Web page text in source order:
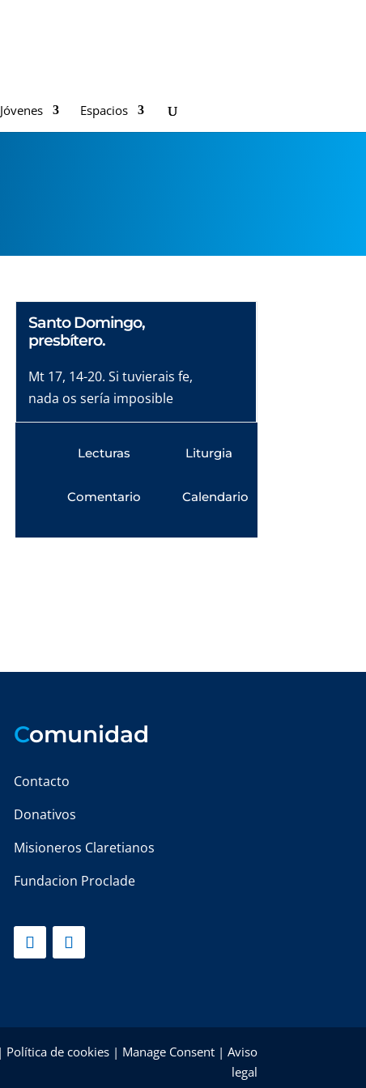
Jóvenes Espacios
Santo Domingo,
presbítero.
Mt 17, 14-20. Si tuvierais fe,
nada os sería imposible
Lecturas
Comentario
Liturgia
Calendario
Comunidad
Contacto
Donativos
Misioneros Claretianos
Fundacion Proclade
| Política de cookies| Manage Consent| Aviso
legal